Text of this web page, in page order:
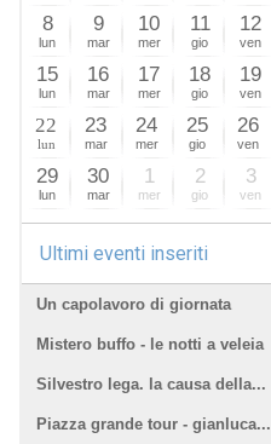
8
lun
9
mar
10
mer
11
gio
12
ven
15
lun
16
mar
17
mer
18
gio
19
ven
22
lun
23
mar
24
mer
25
gio
26
ven
29
lun
30
mar
1
mer
2
gio
3
ven
Ultimi eventi inseriti
Un capolavoro di giornata
Mistero buffo - le notti a veleia
Silvestro lega. la causa della...
Piazza grande tour - gianluca...